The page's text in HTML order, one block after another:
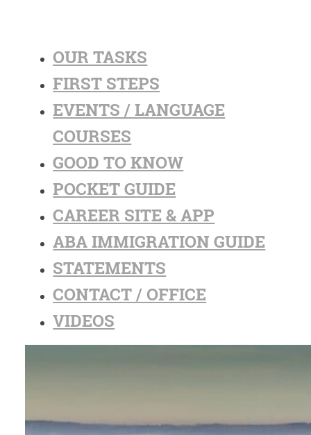
OUR TASKS
FIRST STEPS
EVENTS / LANGUAGE
COURSES
GOOD TO KNOW
POCKET GUIDE
CAREER SITE & APP
ABA IMMIGRATION GUIDE
STATEMENTS
CONTACT / OFFICE
VIDEOS